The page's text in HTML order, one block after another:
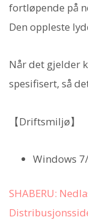
fortløpende på
Den oppleste
Når det gjelder
spesifisert, så
【Driftsmiljø】
Windows
SHABERU: